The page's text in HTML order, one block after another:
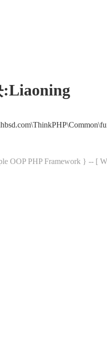
OOP PHP Framework } -- [